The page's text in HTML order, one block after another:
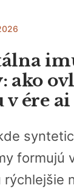
ako
ére ai
formujú
rýchlejšie